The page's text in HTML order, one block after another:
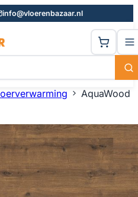
info@vloerenbazaar.nl
AquaWood